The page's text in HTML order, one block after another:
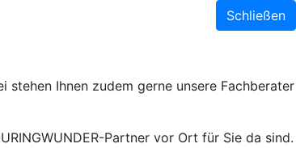
Schließen
Ihnen zudem gerne unsere Fachberater
Partner vor Ort für Sie da sind.